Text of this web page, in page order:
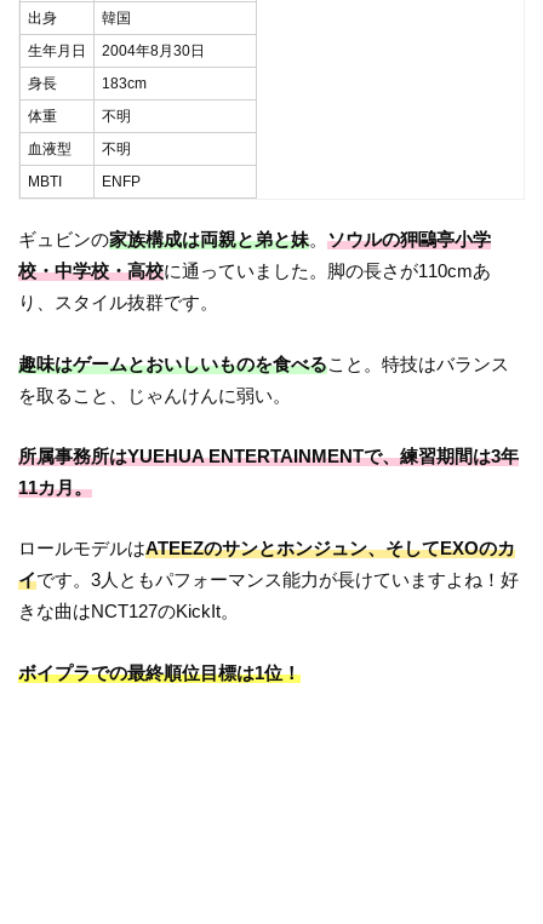
出身
韓国
生年月日
2004年8月30日
身長
183cm
体重
不明
血液型
不明
MBTI
ENFP
ギュビンの家族構成は両親と弟と妹。ソウルの狎鷗亭小学
校・中学校・高校に通っていました。脚の長さが110cmあ
り、スタイル抜群です。
趣味はゲームとおいしいものを食べること。特技はバランス
を取ること、じゃんけんに弱い。
所属事務所はYUEHUA ENTERTAINMENTで、練習期間は3年
11カ月。
ロールモデルはATEEZのサンとホンジュン、そしてEXOのカ
イです。3人ともパフォーマンス能力が長けていますよね！好
きな曲はNCT127のKickIt。
ボイプラでの最終順位目標は1位！